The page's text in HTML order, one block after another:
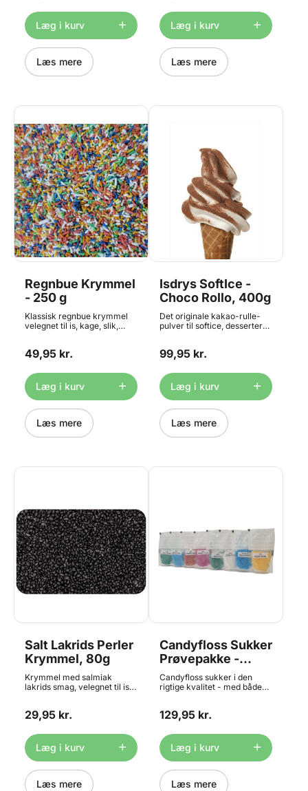
vanilje - den klassiske
farveløse variant. Posen
giver 20-25 candyfloss.
Mangler du en candyfloss
maskine til sukkeret så
finder du den HER. Indhold:
250g.
Læg i kurv
Læs mere
mere. Skal opbevares lufttæt
efter åbning, da det ellers
klumper. Indhold: 20 gram
Føres også i 100g og 500g
portioner
Læg i kurv
Læs mere
Regnbue Krymmel
- 250 g
Klassisk regnbue krymmel
velegnet til is, kage, slik,
skal gøres ekstra festlige.
krymmel.
49,95 kr.
Læg i kurv
Læs mere
Isdrys SoftIce -
Choco Rollo, 400g
Det originale kakao-rulle-
pulver til softice, desserter
kvalitet som sikrer et godt og
gang. Indhold: 400g
99,95 kr.
Læg i kurv
Læs mere
Salt Lakrids Perler
Krymmel, 80g
Krymmel med salmiak
lakrids smag, velegnet til is,
kender fra ishuset.
29,95 kr.
Læg i kurv
Læs mere
Candyfloss Sukker
Prøvepakke -
8x50 g, total 400
g
Candyfloss sukker i den
rigtige kvalitet - med både
varianter, hver af de 8 poser
specialsukker - hvilket er
nok til 4-6 store fluffy
candyfloss. De 8 varianter
er: Rød Kirsebær Blue
Raspberry Grøn Kiwi Gul
Banan Blå Sport Rød
129,95 kr.
Læg i kurv
Læs mere